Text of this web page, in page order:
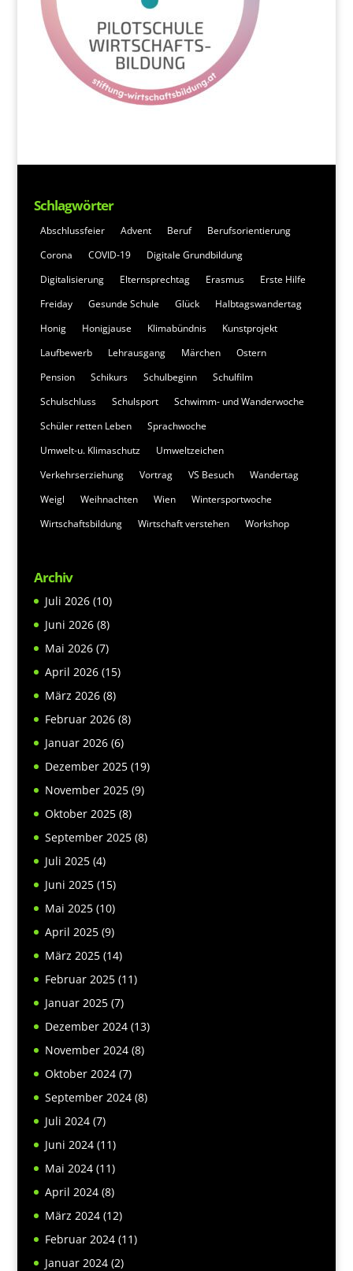
Schlagwörter
Abschlussfeier Advent Beruf
Berufsorientierung
Corona
COVID-19
Digitale Grundbildung
Digitalisierung
Elternsprechtag Erasmus
Erste Hilfe
Freiday
Gesunde Schule Glück
Halbtagswandertag
Honig
Honigjause Klimabündnis
Kunstprojekt
Laufbewerb
Lehrausgang Märchen
Ostern
Pension
Schikurs Schulbeginn
Schulfilm
Schulschluss
Schulsport
Schwimm- und Wanderwoche
Schüler retten Leben
Sprachwoche
Umwelt-u. Klimaschutz
Umweltzeichen
Verkehrserziehung
Vortrag VS Besuch
Wandertag
Weigl
Weihnachten Wien
Wintersportwoche
Wirtschaftsbildung
Wirtschaft verstehen Workshop
Archiv
Juli 2026(10)
Juni 2026(8)
Mai 2026(7)
April 2026(15)
März 2026(8)
Februar 2026(8)
Januar 2026(6)
Dezember 2025(19)
November 2025(9)
Oktober 2025(8)
September 2025(8)
Juli 2025(4)
Juni 2025(15)
Mai 2025(10)
April 2025(9)
März 2025(14)
Februar 2025(11)
Januar 2025(7)
Dezember 2024(13)
November 2024(8)
Oktober 2024(7)
September 2024(8)
Juli 2024(7)
Juni 2024(11)
Mai 2024(11)
April 2024(8)
März 2024(12)
Februar 2024(11)
Januar 2024(2)